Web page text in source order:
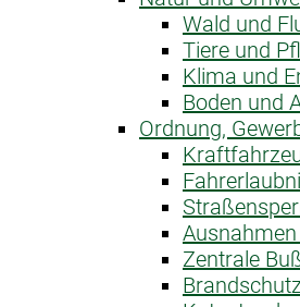
Wald und
Tiere und
Klima und
Boden und
Ordnung,
Zentrale